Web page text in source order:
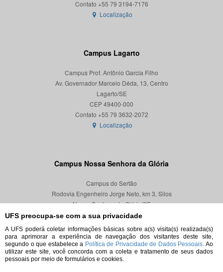
UFS preocupa-se com a sua privacidade
A UFS poderá coletar informações básicas sobre a(s) visita(s) realizada(s)
para aprimorar a experiência de navegação dos visitantes deste site,
segundo o que estabelece a Política de Privacidade de Dados Pessoais. Ao
utilizar este site, você concorda com a coleta e tratamento de seus dados
pessoais por meio de formulários e cookies.
Localização
Campus Lagarto
Campus Prof. Antônio Garcia Filho
Av. Governador Marcelo Déda, 13, Centro
Lagarto/SE
CEP 49400-000
Localização
Campus Nossa Senhora da Glória
Campus do Sertão
Rodovia Engenheiro Jorge Neto, km 3, Silos
Nossa Senhora da Glória/SE
CEP 49680-000
Localização